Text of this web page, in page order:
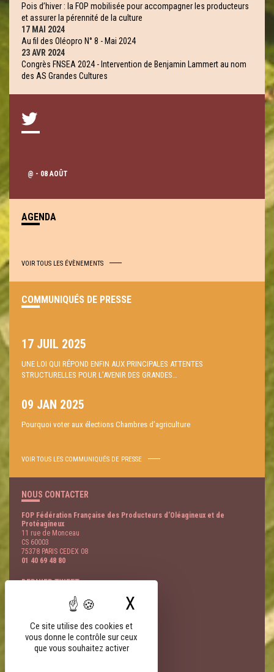
Ce site utilise des cookies et
vous donne le contrôle sur ceux
que vous souhaitez activer
X Masquer le
Pois d’hiver : la FOP mobilisée pour accompagner les producteurs
et assurer la pérennité de la culture
17 MAI 2024
Au fil des Oléopro N° 8 - Mai 2024
23 AVR 2024
Congrès FNSEA 2024 - Intervention de Benjamin Lammert au nom
des AS Grandes Cultures
@ - 08 AOÛT
AGENDA
VOIR TOUS LES ÉVÈNEMENTS
COMMUNIQUÉS DE PRESSE
17 JUIL 2025
UNE LOI QUI RÉPOND ENFIN AUX PRINCIPALES ATTENTES
STRUCTURELLES POUR L’AVENIR DES GRANDES…
09 JAN 2025
Pourquoi voter aux élections Chambres d’agriculture
VOIR TOUS LES COMMUNIQUÉS DE PRESSE
NOUS CONTACTER
FOP Fédération Française des Producteurs d’Oléagineux et de
Protéagineux
11 rue de Monceau
CS 60003
75378 PARIS CEDEX 08
01 40 69 48 80
DERNIER TWEET
LIENS PARTENAIRES
FNSEA
AGPB